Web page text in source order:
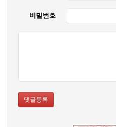
비밀번호
댓글등록